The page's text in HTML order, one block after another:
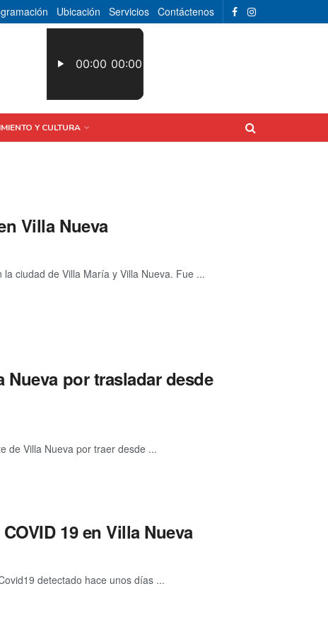
Ubicación Servicios Contáctenos
Y CULTURA
Villa Nueva
ciudad de Villa María y Villa Nueva. Fue ...
por trasladar desde
de Villa Nueva por traer desde ...
19 en Villa Nueva
detectado hace unos días ...